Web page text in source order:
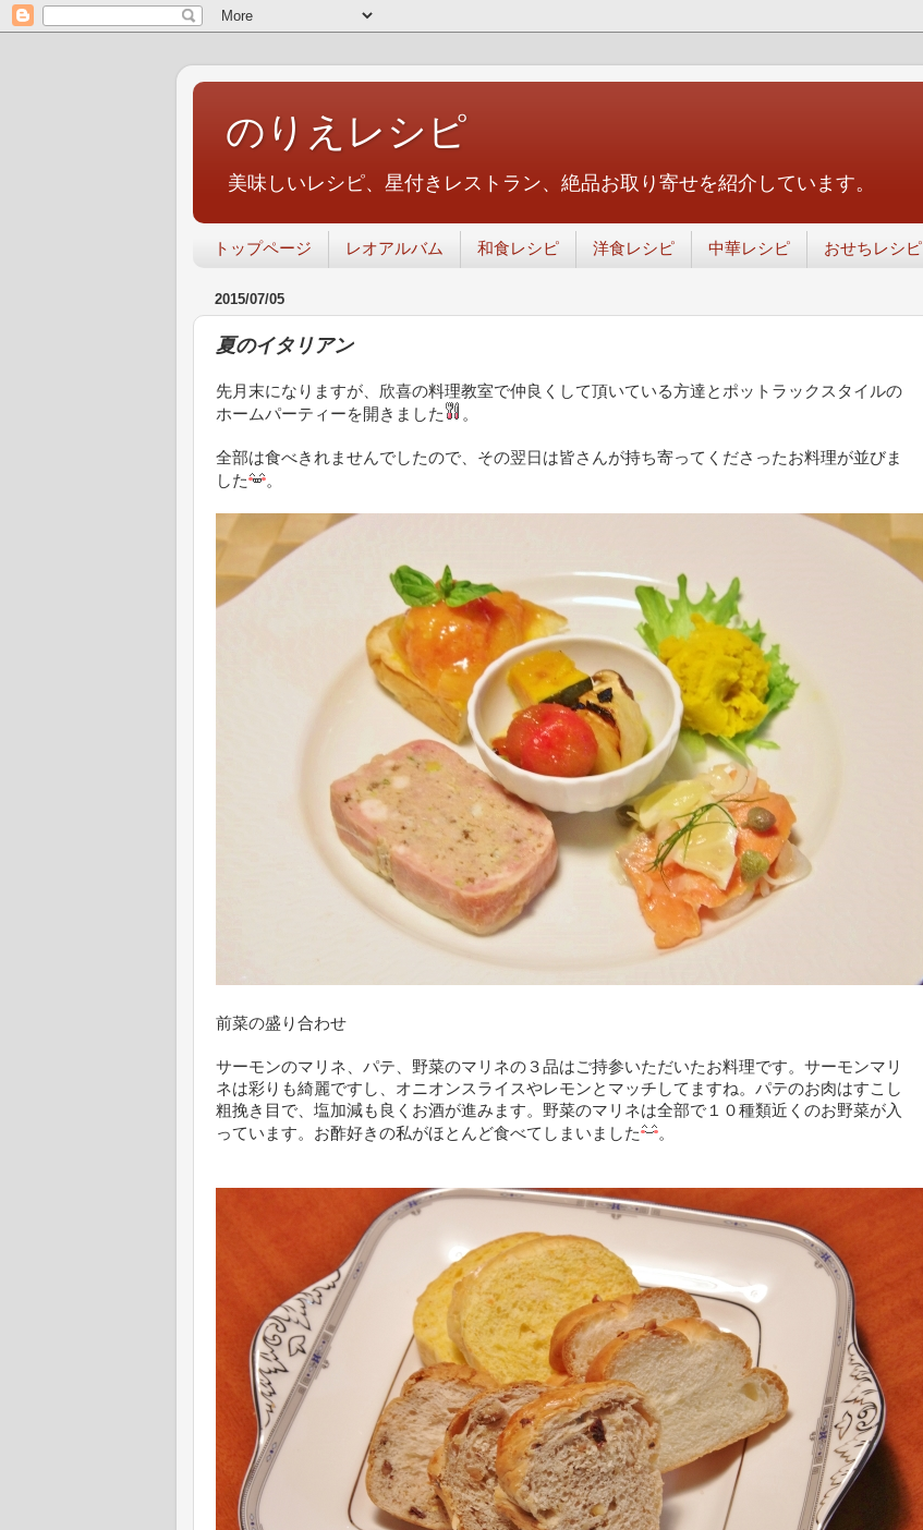
のりえレシピ
美味しいレシピ、星付きレストラン、絶品お取り寄せを紹介しています。
トップページ レオアルバム 和食レシピ 洋食レシピ 中華レシピ おせちレシピ
2015/07/05
夏のイタリアン
先月末になりますが、欣喜の料理教室で仲良くして頂いている方達とポットラックスタイルの
ホームパーティーを開きました
。
全部は食べきれませんでしたので、その翌日は皆さんが持ち寄ってくださったお料理が並びま
した
。
前菜の盛り合わせ
サーモンのマリネ、パテ、野菜のマリネの３品はご持参いただいたお料理です。サーモンマリ
ネは彩りも綺麗ですし、オニオンスライスやレモンとマッチしてますね。パテのお肉はすこし
粗挽き目で、塩加減も良くお酒が進みます。野菜のマリネは全部で１０種類近くのお野菜が入
っています。お酢好きの私がほとんど食べてしまいました
。